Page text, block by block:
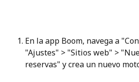
En la app Boom, navega a
"Ajustes" > "Sitios web" >
reservas" y crea un nuevo